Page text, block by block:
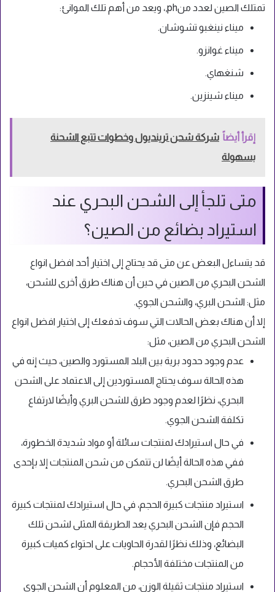
تمتلك الصين لعدد منph,، ويعد من أهم تلك الموانئ:
ميناء نينغبو تشوشان.
ميناء غوانزو.
شنغهاي.
ميناء شينزين.
إقرأ أيضاً شركة شحن ترينديول وخطوات تتبع الشحنة
بسهولة
متى تلجأ إلى الشحن البحري عند
استيراد بضائع من الصين؟
قد يتساءل البعض عن متى قد يحتاج إلى اختيار أحد افضل انواع
الشحن البحري من الصين في حين أن هناك طرق أخرى للشحن،
مثل: الشحن البري، والشحن الجوي.
إلا أن هناك بعض الحالات التي سوف تدفعك إلى اختيار افضل انواع
الشحن البحري من الصين، مثل:
عدم وجود حدود برية بين البلد المستورد والصين، حيث إنه في
هذه الحالة سوف يحتاج المستوردين إلى الاعتماد على الشحن
البحري، نظرًا لعدم وجود طرق للشحن البري وأيضًا لارتفاع
تكلفة الشحن الجوي.
في حال استيرادك لمنتجات سائلة أو مواد شديدة الخطورة،
ففي هذه الحالة أيضًا لن تتمكن من شحن المنتجات إلا بإحدى
طرق الشحن البحري.
استيراد منتجات كبيرة الحجم، في حال استيرادك لمنتجات كبيرة
الحجم فإن الشحن البحري يعد الطريقة المثلى لشحن تلك
البضائع، وذلك نظرًا لقدرة الحاويات على احتواء كميات كبيرة
من المنتجات مختلفة الأحجام.
استيراد منتجات ثقيلة الوزن، من المعلوم أن الشحن الجوي